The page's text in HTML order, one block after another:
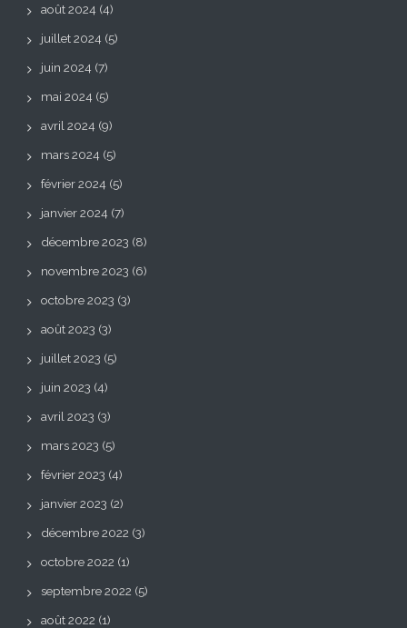
août 2024 (4)
juillet 2024 (5)
juin 2024 (7)
mai 2024 (5)
avril 2024 (9)
mars 2024 (5)
février 2024 (5)
janvier 2024 (7)
décembre 2023 (8)
novembre 2023 (6)
octobre 2023 (3)
août 2023 (3)
juillet 2023 (5)
juin 2023 (4)
avril 2023 (3)
mars 2023 (5)
février 2023 (4)
janvier 2023 (2)
décembre 2022 (3)
octobre 2022 (1)
septembre 2022 (5)
août 2022 (1)